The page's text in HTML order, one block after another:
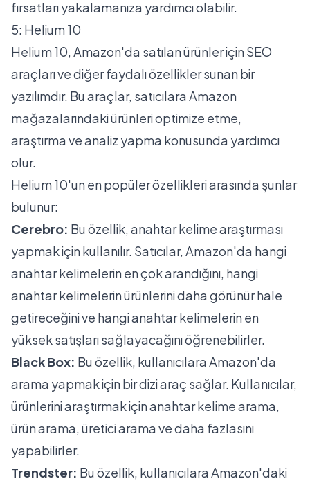
fırsatları yakalamanıza yardımcı olabilir.
5: Helium 10
Helium 10, Amazon'da satılan ürünler için SEO
araçları ve diğer faydalı özellikler sunan bir
yazılımdır. Bu araçlar, satıcılara Amazon
mağazalarındaki ürünleri optimize etme,
araştırma ve analiz yapma konusunda yardımcı
olur.
Helium 10'un en popüler özellikleri arasında şunlar
bulunur:
Cerebro: Bu özellik, anahtar kelime araştırması
yapmak için kullanılır. Satıcılar, Amazon'da hangi
anahtar kelimelerin en çok arandığını, hangi
anahtar kelimelerin ürünlerini daha görünür hale
getireceğini ve hangi anahtar kelimelerin en
yüksek satışları sağlayacağını öğrenebilirler.
Black Box: Bu özellik, kullanıcılara Amazon'da
arama yapmak için bir dizi araç sağlar. Kullanıcılar,
ürünlerini araştırmak için anahtar kelime arama,
ürün arama, üretici arama ve daha fazlasını
yapabilirler.
Trendster: Bu özellik, kullanıcılara Amazon'daki